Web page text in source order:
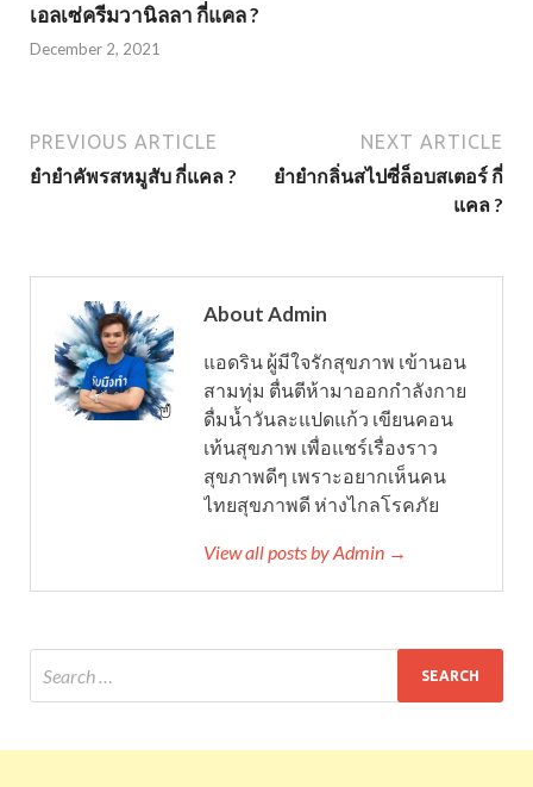
เอลเซ่ครีมวานิลลา กี่แคล ?
December 2, 2021
PREVIOUS ARTICLE
ยำยำคัพรสหมูสับ กี่แคล ?
NEXT ARTICLE
ยำยำกลิ่นสไปซี่ล็อบสเตอร์ กี่
แคล ?
About Admin
แอดริน ผู้มีใจรักสุขภาพ เข้านอน
สามทุ่ม ตื่นตีห้ามาออกกำลังกาย
ดื่มน้ำวันละแปดแก้ว เขียนคอน
เท้นสุขภาพ เพื่อแชร์เรื่องราว
สุขภาพดีๆ เพราะอยากเห็นคน
ไทยสุขภาพดี ห่างไกลโรคภัย
View all posts by Admin →